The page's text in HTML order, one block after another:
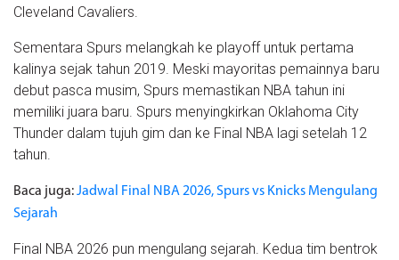
Cleveland Cavaliers.
Sementara Spurs melangkah ke playoff untuk pertama
kalinya sejak tahun 2019. Meski mayoritas pemainnya baru
debut pasca musim, Spurs memastikan NBA tahun ini
memiliki juara baru. Spurs menyingkirkan Oklahoma City
Thunder dalam tujuh gim dan ke Final NBA lagi setelah 12
tahun.
Baca juga:Jadwal Final NBA 2026, Spurs vs Knicks Mengulang
Sejarah
Final NBA 2026 pun mengulang sejarah. Kedua tim bentrok